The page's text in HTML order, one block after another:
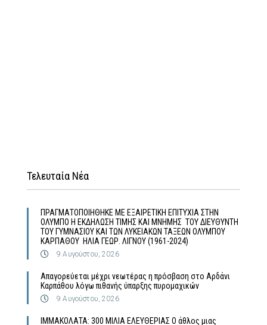
Τελευταία Νέα
ΠΡΑΓΜΑΤΟΠΟΙΗΘΗΚΕ ΜΕ ΕΞΑΙΡΕΤΙΚΗ ΕΠΙΤΥΧΙΑ ΣΤΗΝ
ΟΛΥΜΠΟ Η ΕΚΔΗΛΩΣΗ ΤΙΜΗΣ ΚΑΙ ΜΝΗΜΗΣ ΤΟΥ ΔΙΕΥΘΥΝΤΗ
ΤΟΥ ΓΥΜΝΑΣΙΟΥ ΚΑΙ ΤΩΝ ΛΥΚΕΙΑΚΩΝ ΤΑΞΕΩΝ ΟΛΥΜΠΟΥ
ΚΑΡΠΑΘΟΥ ΗΛΙΑ ΓΕΩΡ. ΛΙΓΝΟΥ (1961-2024)
9 Αυγούστου, 2026
Απαγορεύεται μέχρι νεωτέρας η πρόσβαση στο Αρδάνι
Καρπάθου λόγω πιθανής ύπαρξης πυρομαχικών
9 Αυγούστου, 2026
ΙΜΜΑΚΟΛΑΤΑ: 300 ΜΙΛΙΑ ΕΛΕΥΘΕΡΙΑΣ Ο άθλος μιας